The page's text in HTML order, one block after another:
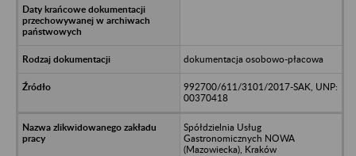
dokumentacja osobowo-płacowa
992700/611/3101/2017-SAK, UNP:
00370418
Spółdzielnia Usług
Gastronomicznych NOWA
(Mazowiecka), Kraków